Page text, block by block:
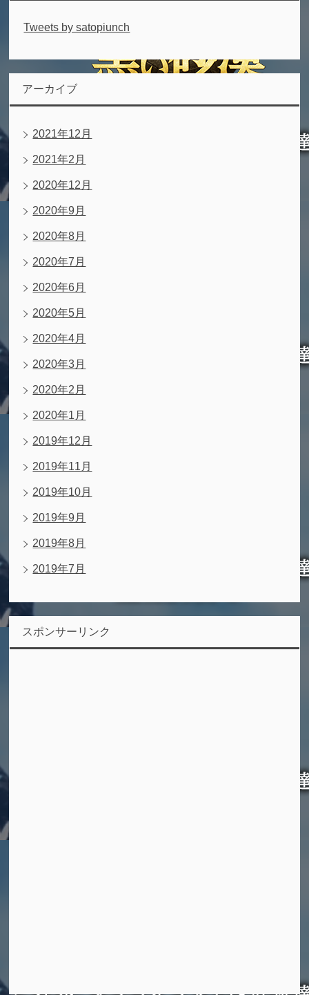
Tweets by satopiunch
アーカイブ
2021年12月
2021年2月
2020年12月
2020年9月
2020年8月
2020年7月
2020年6月
2020年5月
2020年4月
2020年3月
2020年2月
2020年1月
2019年12月
2019年11月
2019年10月
2019年9月
2019年8月
2019年7月
スポンサーリンク